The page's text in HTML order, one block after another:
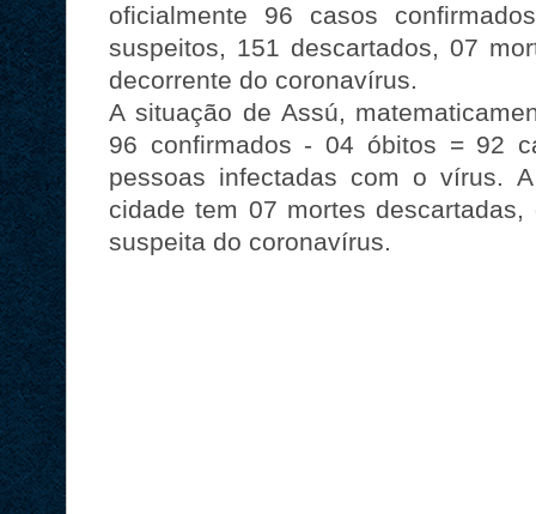
oficialmente 96 casos
suspeitos, 151 descartados, 07
decorrente do coronavírus.
A situação de Assú,
96 confirmados - 04 óbitos = 92
pessoas infectadas com o vírus.
cidade tem 07 mortes
suspeita do coronavírus.